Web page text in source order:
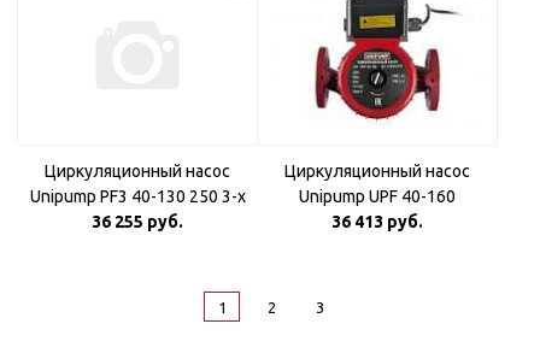
Циркуляционный насос
Unipump PF3 40-130 250 3-х
скоростной
36 255 руб.
Циркуляционный насос
Unipump UPF 40-160
36 413 руб.
1 2 3